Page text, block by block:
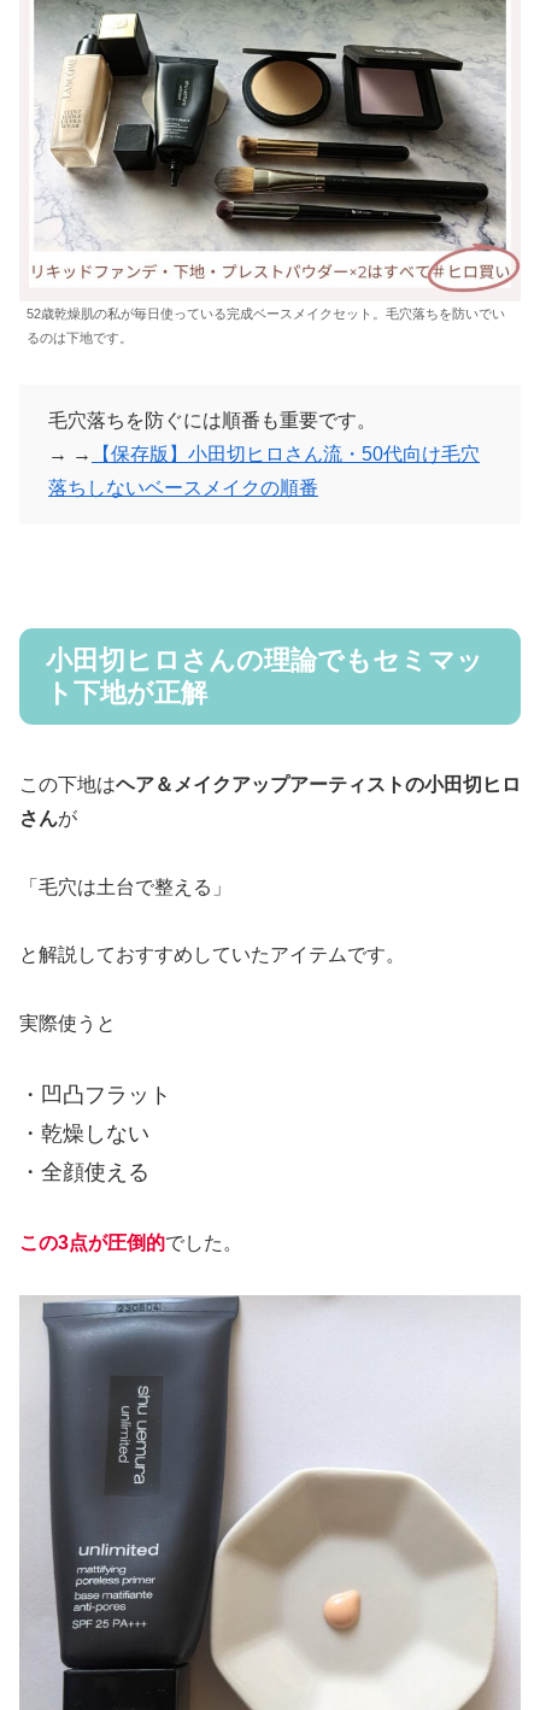
52歳乾燥肌の私が毎日使っている完成ベースメイクセット。毛穴落ちを防いでい
るのは下地です。
毛穴落ちを防ぐには順番も重要です。
→ →
【保存版】小田切ヒロさん流・50代向け毛穴
落ちしないベースメイクの順番
小田切ヒロさんの理論でもセミマッ
ト下地が正解
この下地はヘア＆メイクアップアーティストの小田切ヒロ
さんが
「毛穴は土台で整える」
と解説しておすすめしていたアイテムです。
実際使うと
・凹凸フラット
・乾燥しない
・全顔使える
この3点が圧倒的でした。